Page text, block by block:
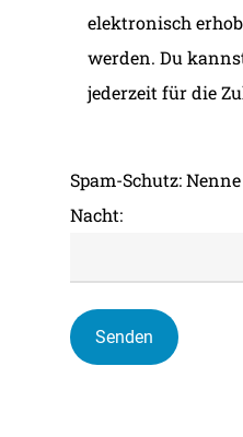
elektronisch
werden. Du
jederzeit für die
Spam-Schutz:
Nacht: